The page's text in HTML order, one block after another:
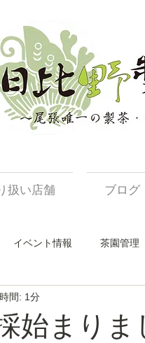
扱い店舗 ブログ
イベント情報 茶園管理
始まりま
間: 1分